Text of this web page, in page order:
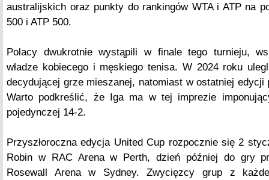
australijskich oraz punkty do rankingów WTA i ATP na
500 i ATP 500.
Polacy dwukrotnie wystąpili w finale tego turnieju,
władze kobiecego i męskiego tenisa. W 2024 roku
decydującej grze mieszanej, natomiast w ostatniej
Warto podkreślić, że Iga ma w tej imprezie
pojedynczej 14-2.
Przyszłoroczna edycja United Cup rozpocznie się 2
Robin w RAC Arena w Perth, dzień później do gry
Rosewall Arena w Sydney. Zwycięzcy grup z